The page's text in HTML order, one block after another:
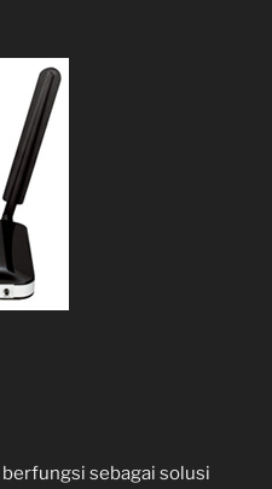
berfungsi sebagai solusi